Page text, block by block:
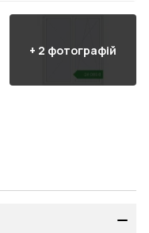
+ 2 фотографій